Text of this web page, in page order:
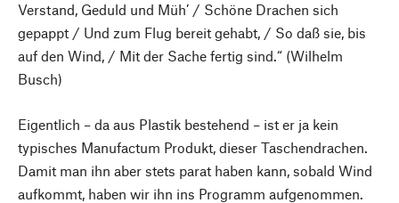
Verstand, Geduld und Müh’ / Schöne Drachen sich
gepappt / Und zum Flug bereit gehabt, / So daß sie, bis
auf den Wind, / Mit der Sache fertig sind.“ (Wilhelm
Busch)
Eigentlich – da aus Plastik bestehend – ist er ja kein
typisches Manufactum Produkt, dieser Taschendrachen.
Damit man ihn aber stets parat haben kann, sobald Wind
aufkommt, haben wir ihn ins Programm aufgenommen.